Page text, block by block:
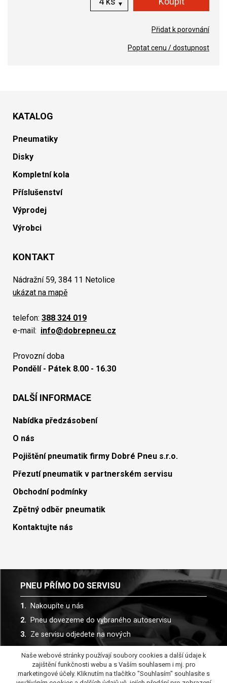
Přidat k porovnání
Poptat cenu / dostupnost
KATALOG
Pneumatiky
Disky
Kompletní kola
Příslušenství
Výprodej
Výrobci
KONTAKT
Nádražní 59, 384 11 Netolice
ukázat na mapě
telefon: 388 324 019
e-mail: info@dobrepneu.cz
Provozní doba
Pondělí - Pátek 8.00 - 16.30
DALŠÍ INFORMACE
Nabídka předzásobení
O nás
Pojištění pneumatik firmy Dobré Pneu s.r.o.
Přezutí pneumatik v partnerském servisu
Obchodní podmínky
Zpětný odběr pneumatik
Kontaktujte nás
PNEU PŘÍMO DO SERVISU
Nakoupíte u nás
Pneu dovezeme do vybraného autoservisu
Ze servisu odjedete na nových
Spolupracujeme s více než 30 autoservisy
Naše webové stránky používají soubory cookies a další údaje k
zajištění funkčnosti webu a s Vaším souhlasem i mj. pro
marketingové účely. Kliknutím na tlačítko "Souhlasím" souhlasíte s